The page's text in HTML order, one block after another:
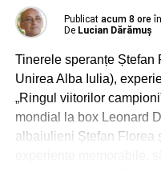
Publicat acum 8 ore în
De Lucian Dărămuș
Tinerele speranțe Ștefan
Unirea Alba Iulia),
„Ringul viitorilor
mondial la box Leonard
albaiulieni Ștefan Florea